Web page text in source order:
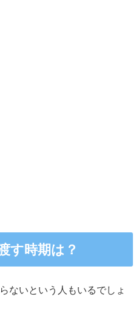
す時期は？
ないという人もいるでしょ